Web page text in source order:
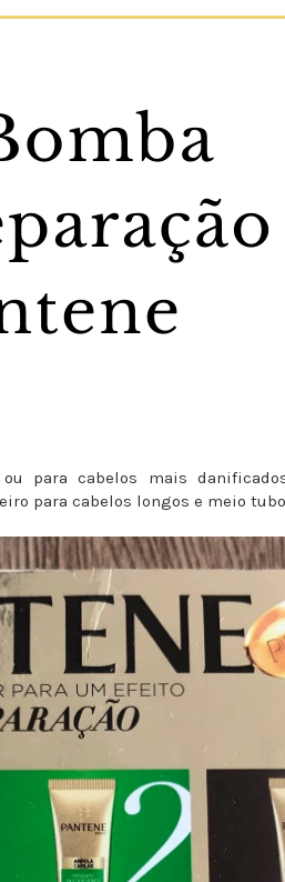
para cabelos mais
para cabelos longos e meio